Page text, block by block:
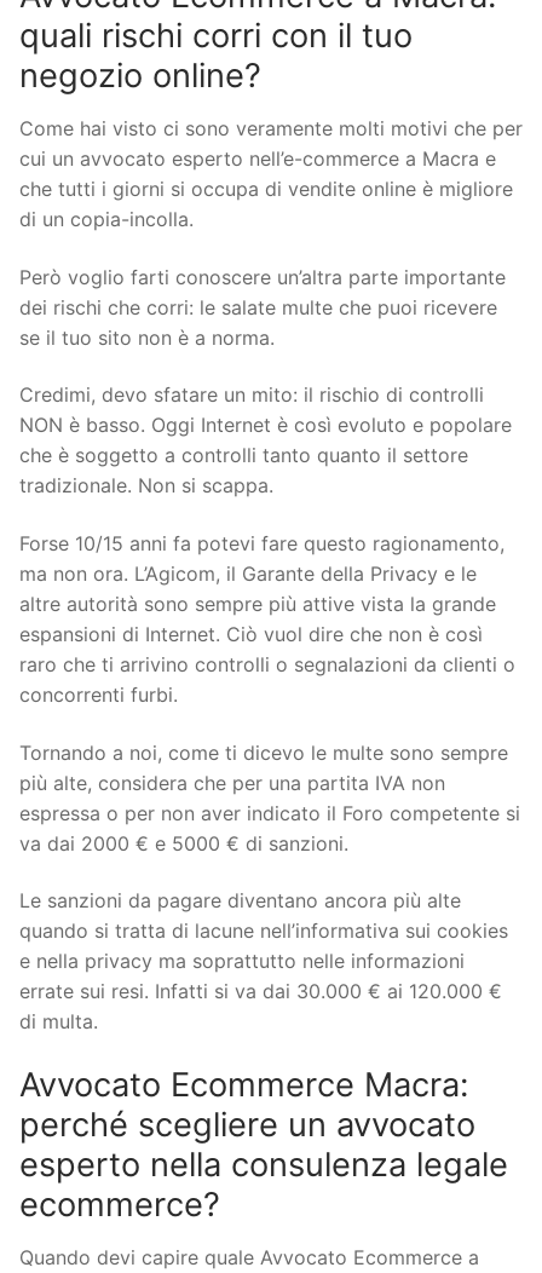
quali rischi corri con il tuo
negozio online?
Come hai visto ci sono veramente molti motivi che per
cui un avvocato esperto nell’e-commerce a Macra e
che tutti i giorni si occupa di vendite online è migliore
di un copia-incolla.
Però voglio farti conoscere un’altra parte importante
dei rischi che corri: le salate multe che puoi ricevere
se il tuo sito non è a norma.
Credimi, devo sfatare un mito: il rischio di controlli
NON è basso. Oggi Internet è così evoluto e popolare
che è soggetto a controlli tanto quanto il settore
tradizionale. Non si scappa.
Forse 10/15 anni fa potevi fare questo ragionamento,
ma non ora. L’Agicom, il Garante della Privacy e le
altre autorità sono sempre più attive vista la grande
espansioni di Internet. Ciò vuol dire che non è così
raro che ti arrivino controlli o segnalazioni da clienti o
concorrenti furbi.
Tornando a noi, come ti dicevo le multe sono sempre
più alte, considera che per una partita IVA non
espressa o per non aver indicato il Foro competente si
va dai 2000 € e 5000 € di sanzioni.
Le sanzioni da pagare diventano ancora più alte
quando si tratta di lacune nell’informativa sui cookies
e nella privacy ma soprattutto nelle informazioni
errate sui resi. Infatti si va dai 30.000 € ai 120.000 €
di multa.
Avvocato Ecommerce Macra:
perché scegliere un avvocato
esperto nella consulenza legale
ecommerce?
Quando devi capire quale Avvocato Ecommerce a